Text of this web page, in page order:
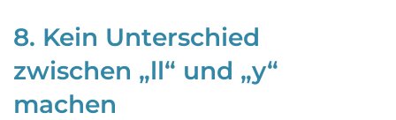
8. Kein Unterschied
zwischen „ll“ und „y“
machen